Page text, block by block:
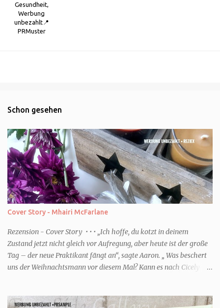
Gesundheit,
Werbung
unbezahlt📍
PRMuster
Schon gesehen
Cover Story - Mhairi McFarlane
Rezension - Cover Story • • • „Ich hoffe, du kotzt in deinem
Zustand jetzt nicht gleich vor Aufregung, aber heute ist der große
Tag – der neue Praktikant fängt an“, sagte Aaron. „ Was beschert
uns der Weihnachtsmann vor diesem Mal? Kann es nach Cicely
S.8) • • • Genre: Liebe Buch Fakten Autor/in: Mhairi McFarlane Titel